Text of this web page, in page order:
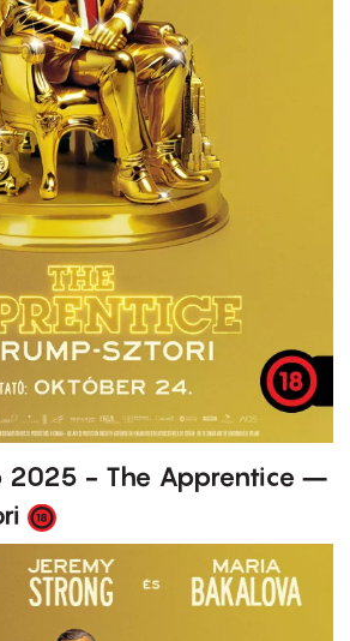
- The Apprentice –